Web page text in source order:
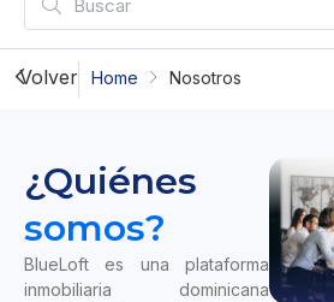
Volver Home Nosotros
¿Quiénes
somos?
BlueLoft es una plataforma
inmobiliaria dominicana